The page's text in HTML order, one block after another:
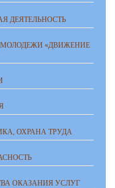
ДЕЯТЕЛЬНОСТЬ
«ДВИЖЕНИЕ
ОХРАНА ТРУДА
ОКАЗАНИЯ УСЛУГ